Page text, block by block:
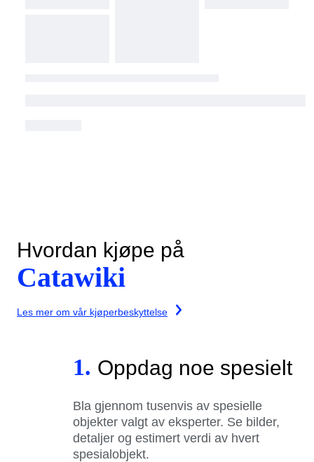
Hvordan kjøpe på
Catawiki
Les mer om vår kjøperbeskyttelse
1. Oppdag noe spesielt
Bla gjennom tusenvis av spesielle
objekter valgt av eksperter. Se bilder,
detaljer og estimert verdi av hvert
spesialobjekt.